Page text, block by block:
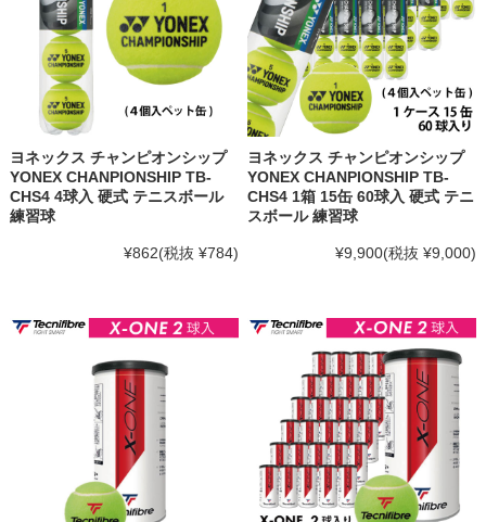
ヨネックス チャンピオンシップ
YONEX CHANPIONSHIP TB-
CHS4 4球入 硬式 テニスボール
練習球
¥862(税抜 ¥784)
ヨネックス チャンピオンシップ
YONEX CHANPIONSHIP TB-
CHS4 1箱 15缶 60球入 硬式 テニ
スボール 練習球
¥9,900(税抜 ¥9,000)